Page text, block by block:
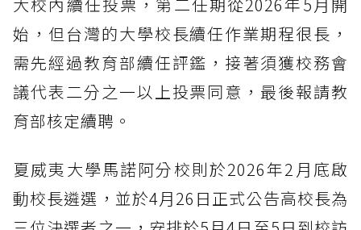
始，但台灣的大學校長續任作業期程很長，
需先經過教育部續任評鑑，接著須獲校務會
議代表二分之一以上投票同意，最後報請教
育部核定續聘。
夏威夷大學馬諾阿分校則於2026年2月底啟
動校長遴選，並於4月26日正式公告高校長為